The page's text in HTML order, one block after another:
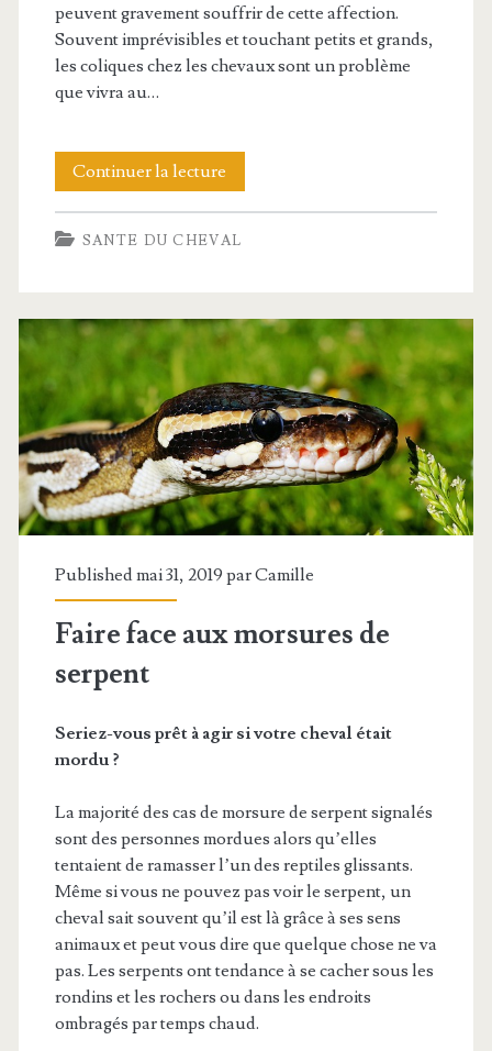
le
peuvent gravement souffrir de cette affection.
Souvent imprévisibles et touchant petits et grands,
les coliques chez les chevaux sont un problème
que vivra au…
Continuer la lecture
éviter
les
chez
les
chevaux
?
SANTE DU CHEVAL
Published mai 31, 2019 parCamille
Faire face aux morsures de
serpent
Seriez-vous prêt à agir si votre cheval était
mordu ?
La majorité des cas de morsure de serpent signalés
sont des personnes mordues alors qu’elles
tentaient de ramasser l’un des reptiles glissants.
Même si vous ne pouvez pas voir le serpent, un
cheval sait souvent qu’il est là grâce à ses sens
animaux et peut vous dire que quelque chose ne va
pas. Les serpents ont tendance à se cacher sous les
rondins et les rochers ou dans les endroits
ombragés par temps chaud.